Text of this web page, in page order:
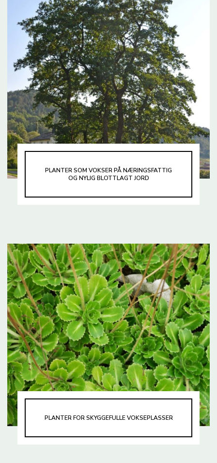
PLANTER SOM VOKSER PÅ NÆRINGSFATTIG
OG NYLIG BLOTTLAGT JORD
PLANTER FOR SKYGGEFULLE VOKSEPLASSER